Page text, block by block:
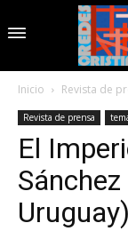
Inicio Revista de
Revista de prensa
El
Uruguay)